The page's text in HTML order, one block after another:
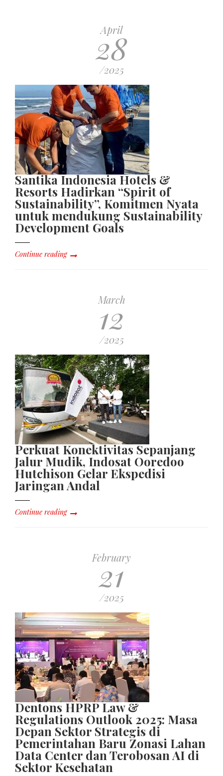
April
28
/2025
Santika Indonesia Hotels &
Resorts Hadirkan “Spirit of
Sustainability”, Komitmen Nyata
untuk mendukung Sustainability
Development Goals
Continue reading
March
12
/2025
Perkuat Konektivitas Sepanjang
Jalur Mudik, Indosat Ooredoo
Hutchison Gelar Ekspedisi
Jaringan Andal
Continue reading
February
21
/2025
Dentons HPRP Law &
Regulations Outlook 2025: Masa
Depan Sektor Strategis di
Pemerintahan Baru Zonasi Lahan
Data Center dan Terobosan AI di
Sektor Kesehatan